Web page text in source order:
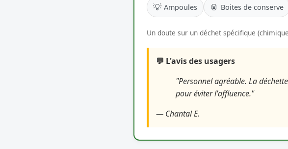
💡 Ampoules 🥫 Boites de conserve
Un doute sur un déchet spécifique
💬 L'avis des usagers
"Personnel agréable. La
pour éviter l'affluence."
— Chantal E.